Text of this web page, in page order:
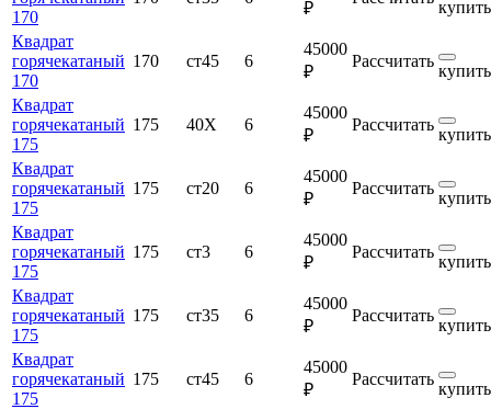
170
₽
купить
Квадрат
горячекатаный
170
170 ст45 6
45000
₽
Рассчитать
купить
Квадрат
горячекатаный
175
175 40Х 6
45000
₽
Рассчитать
купить
Квадрат
горячекатаный
175
175 ст20 6
45000
₽
Рассчитать
купить
Квадрат
горячекатаный
175
175 ст3 6
45000
₽
Рассчитать
купить
Квадрат
горячекатаный
175
175 ст35 6
45000
₽
Рассчитать
купить
Квадрат
горячекатаный
175
175 ст45 6
45000
₽
Рассчитать
купить